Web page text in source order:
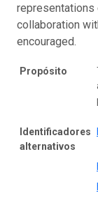
representations
collaboration
encouraged.
Propósito
Identificadores
alternativos